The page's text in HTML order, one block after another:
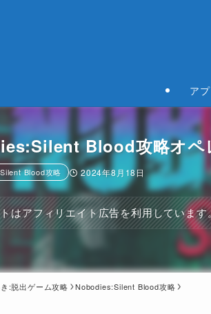
ア
Blood攻略オペ
Blood攻略 2024年8月18日
はアフィリエイト広告を利用しています
:脱出ゲーム攻略 Nobodies:Silent Blood攻略